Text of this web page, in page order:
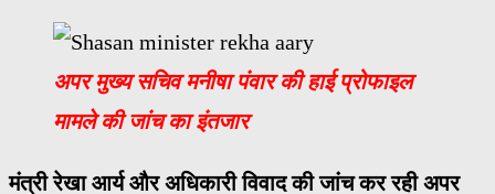
अपर मुख्य सचिव मनीषा पंवार की हाई प्रोफाइल
मामले की जांच का इंतजार
मंत्री रेखा आर्य और अधिकारी विवाद की जांच कर रही अपर